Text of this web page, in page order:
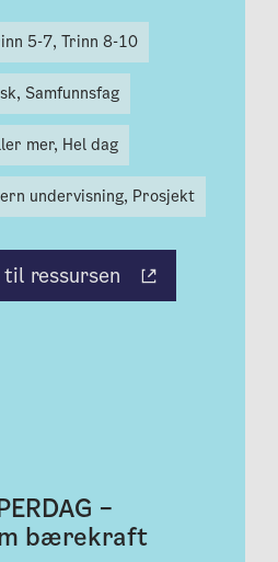
5-7, Trinn 8-10
Samfunnsfag
mer, Hel dag
undervisning, Prosjekt
til ressursen
–
bærekraft